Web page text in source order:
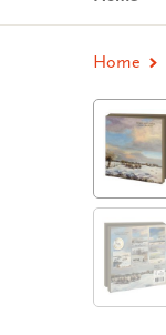
Home